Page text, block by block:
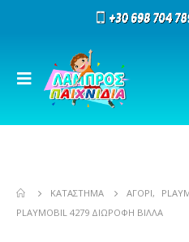
ΚΑΤΆΣΤΗΜΑ ΑΓΌΡΙ,
PLAYMOBIL 4279 ΔΙΏΡΟΦΗ ΒΊΛΛΑ